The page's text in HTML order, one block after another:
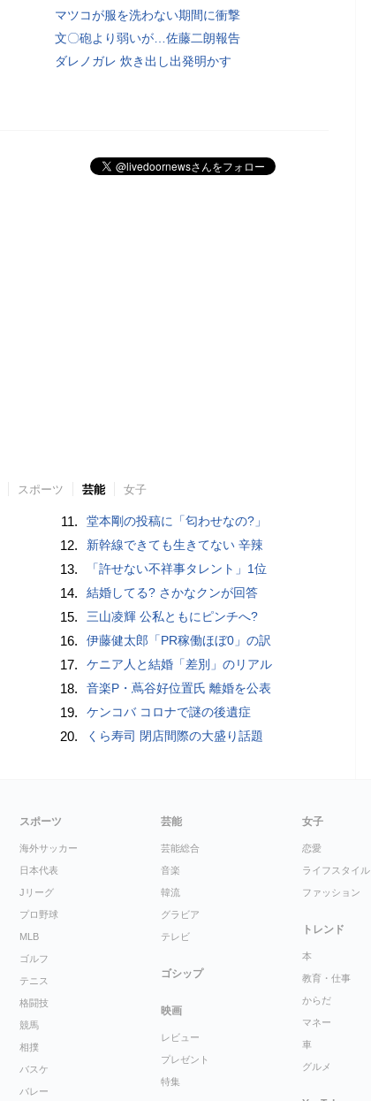
マツコが服を洗わない期間に衝撃
文〇砲より弱いが…佐藤二朗報告
ダレノガレ 炊き出し出発明かす
スポーツ 芸能 女子
11. 堂本剛の投稿に「匂わせなの?」
12. 新幹線できても生きてない 辛辣
13. 「許せない不祥事タレント」1位
14. 結婚してる? さかなクンが回答
15. 三山凌輝 公私ともにピンチへ?
16. 伊藤健太郎「PR稼働ほぼ0」の訳
17. ケニア人と結婚「差別」のリアル
18. 音楽P・蔦谷好位置氏 離婚を公表
19. ケンコバ コロナで謎の後遺症
20. くら寿司 閉店間際の大盛り話題
スポーツ
海外サッカー
日本代表
Jリーグ
プロ野球
MLB
ゴルフ
テニス
格闘技
競馬
相撲
バスケ
バレー
芸能
芸能総合
音楽
韓流
グラビア
テレビ
ゴシップ
映画
レビュー
プレゼント
特集
女子
恋愛
ライフスタイル
ファッション
トレンド
本
教育・仕事
からだ
マネー
車
グルメ